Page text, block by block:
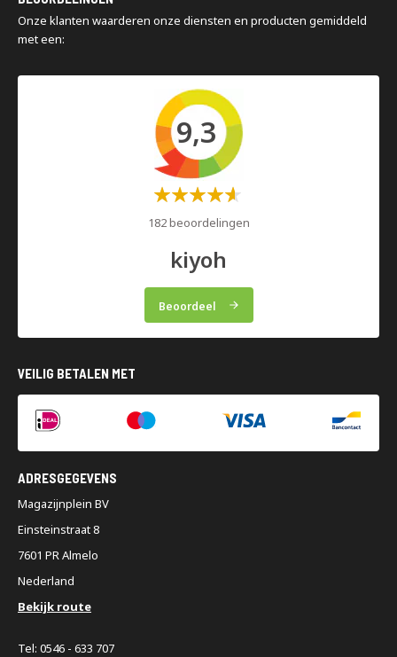
Magazijninspecties
Onze klanten waarderen onze diensten en producten gemiddeld
met een:
9,3
Waardering:
182 beoordelingen
kiyoh
Beoordeel
VEILIG BETALEN MET
ADRESGEGEVENS
Magazijnplein BV
Einsteinstraat 8
7601 PR Almelo
Nederland
Bekijk route
Tel: 0546 - 633 707